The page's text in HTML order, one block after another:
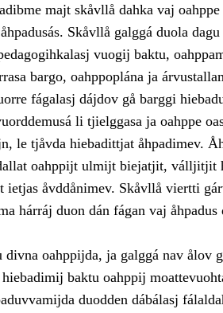
majt skåvllå dahka vaj
Skåvllå galggá duola
vuogij baktu,
bargo, oahppoplána ja
fágalasj dájdov gå barggi
li tjielggasa ja oahppe
le tjåvda hiebadittjat åhpadimev.
oahppijt ulmijt biejatjit, válljitjit
åvddånimev. Skåvllå viertti
hárráj duon dán fágan vaj åhpadus
divna oahppijda, ja galggá nav ålov
baktu oahppij
duodden dábálasj